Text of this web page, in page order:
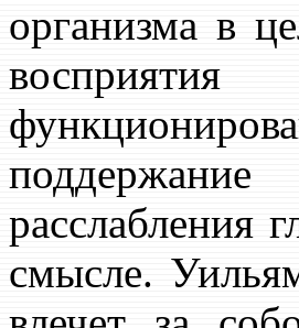
организма в
расслабления
смысле.